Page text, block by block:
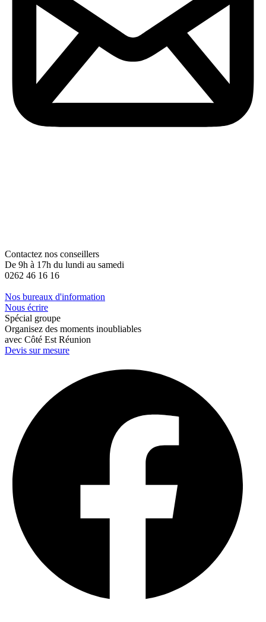
Contactez nos conseillers
De 9h à 17h du lundi au samedi
0262 46 16 16
Nos bureaux d'information
Nous écrire
Spécial groupe
Organisez des moments inoubliables
avec Côté Est Réunion
Devis sur mesure